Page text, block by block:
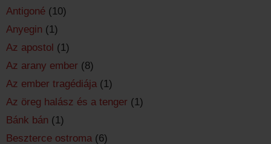
Antigoné (10)
Anyegin (1)
Az apostol (1)
Az arany ember (8)
Az ember tragédiája (1)
Az öreg halász és a tenger (1)
Bánk bán (1)
Beszterce ostroma (6)